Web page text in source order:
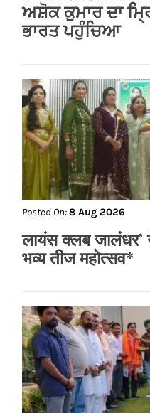
Posted On:8 Aug 2026
ਨਿਤਿਨ ਕੋਹਲੀ ਨੇ
ਰੁਪਏ ਦੇ ਸੜਕ
ਉਦਘਾਟਨ ਕੀਤਾ
Posted On:8 Aug 2026